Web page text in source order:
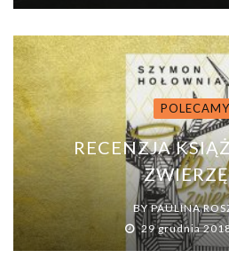
POLECAMY
RECENZJA
BYPAULINA
29 grudnia